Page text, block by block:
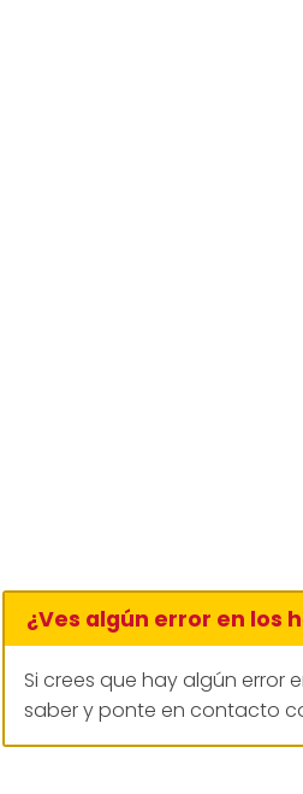
¿Ves algún error en los
Si crees que hay algún error
saber y ponte en contacto